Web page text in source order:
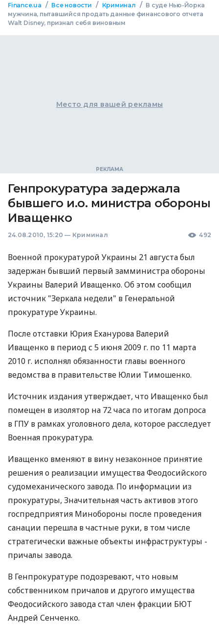
Finance.ua / Все новости / Криминал / В суде Нью-Йорка
мужчина, пытавшийся продать данные финансового отчета
Walt Disney, признал себя виновным
Место для вашей рекламы
Генпрокуратура задержала
бывшего и.о. министра обороны
Иващенко
24.08.2010, 15:20 — Криминал 492
Военной прокуратурой Украины 21 августа был
задержан бывший первый замминистра обороны
Украины Валерий Иващенко. Об этом сообщил
источник "Зеркала недели" в Генеральной
прокуратуре Украины.
После отставки Юрия Еханурова Валерий
Иващенко в период с 5 июня 2009 г. по 11 марта
2010 г. исполнял обязанности главы военного
ведомства в правительстве Юлии Тимошенко.
Источник издания утверждает, что Иващенко был
помещен в изолятор на 72 часа по итогам допроса
в ГПУ в рамках уголовного дела, которое расследует
Военная прокуратура.
Иващенко вменяют в вину незаконное принятие
решения о реализации имущества Феодосийского
судомеханического завода. По информации из
прокуратуры, Значительная часть активов этого
госпредприятия Минобороны после проведения
санации перешла в частные руки, в том числе
стратегически важные объекты инфраструктуры -
причалы завода.
В Генпрокуратуре подозревают, что новым
собственником причалов и другого имущества
Феодосийского завода стал член фракции БЮТ
Андрей Сенченко.